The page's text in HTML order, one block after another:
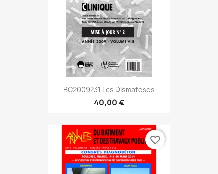
BC2009231 Les Dismatoses
40,00 €
favorite_border